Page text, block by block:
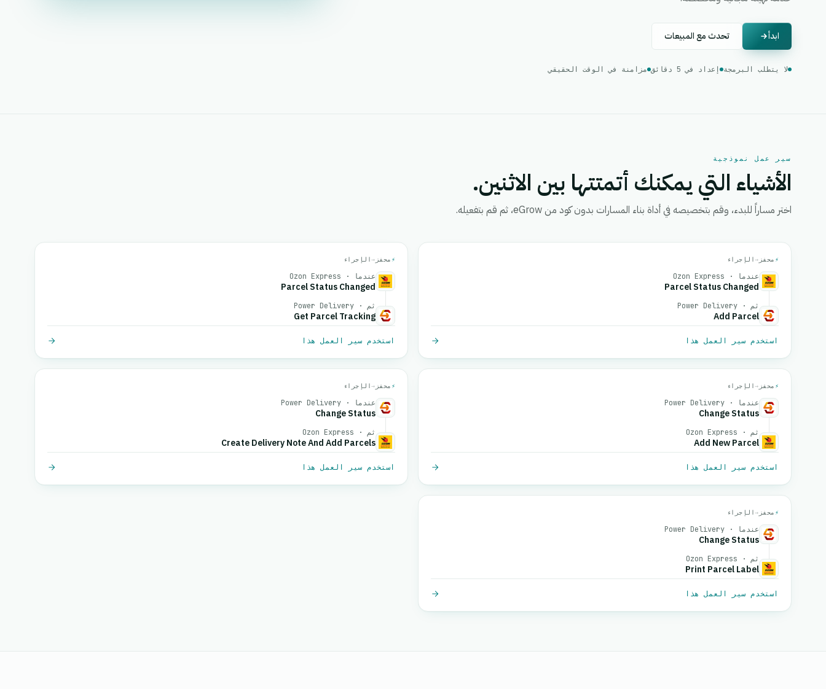
ابدأ تحدث مع المبيعات
لا يتطلب البرمجة إعداد في 5 دقائق مزامنة في الوقت الحقيقي
سير عمل نموذجية
الأشياء التي يمكنك أتمتتها بين الاثنين.
اختر مساراً للبدء، وقم بتخصيصه في أداة بناء المسارات بدون كود من eGrow، ثم قم بتفعيله.
⚡ محفز →الإجراء
عندما · Ozon Express
Parcel Status Changed
ثم · Power Delivery
Add Parcel
استخدم سير العمل هذا
⚡ محفز →الإجراء
عندما · Ozon Express
Parcel Status Changed
ثم · Power Delivery
Get Parcel Tracking
استخدم سير العمل هذا
⚡ محفز →الإجراء
عندما · Power Delivery
Change Status
ثم · Ozon Express
Add New Parcel
استخدم سير العمل هذا
⚡ محفز →الإجراء
عندما · Power Delivery
Change Status
ثم · Ozon Express
Create Delivery Note And Add Parcels
استخدم سير العمل هذا
⚡ محفز →الإجراء
عندما · Power Delivery
Change Status
ثم · Ozon Express
Print Parcel Label
استخدم سير العمل هذا